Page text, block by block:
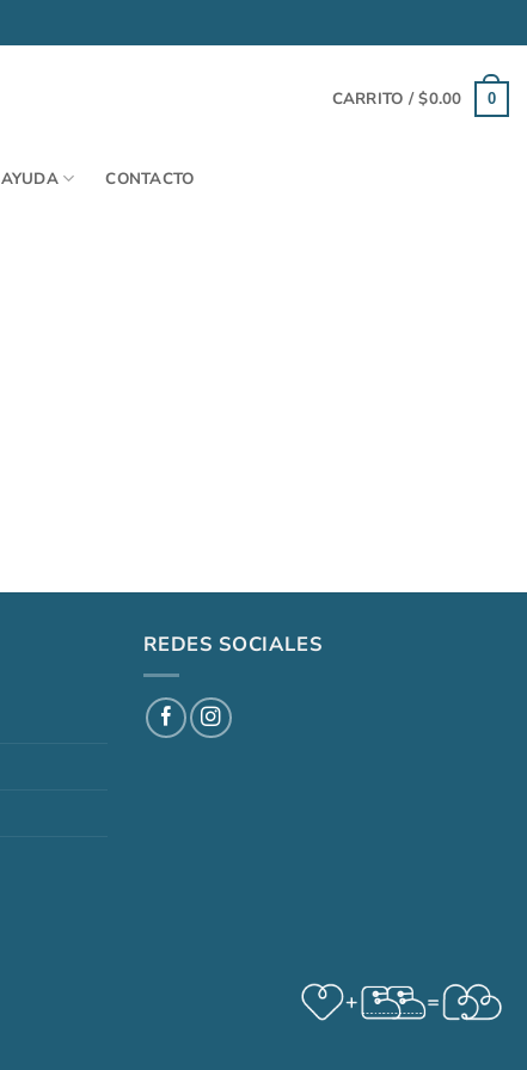
CARRITO /$0.00 0
AYUDA CONTACTO
REDES SOCIALES